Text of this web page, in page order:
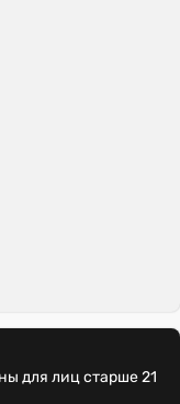
для лиц старше 21